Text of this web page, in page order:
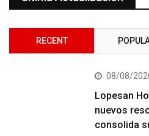
RECENT
08/08/
Lopesan
nuevos
consolida